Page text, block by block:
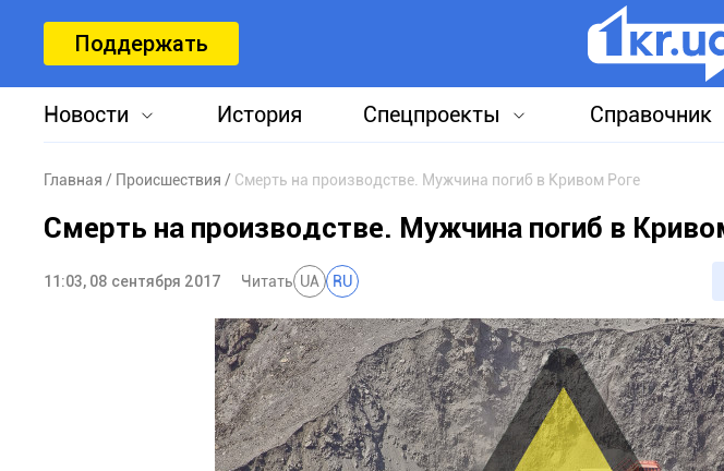
Поддержать
Новости История Спецпроекты Справочник
Главная Происшествия Смерть на производстве. Мужчина погиб в Кривом Роге
Смерть на производстве. Мужчина погиб в
11:03, 08 сентября 2017 Читать UA RU